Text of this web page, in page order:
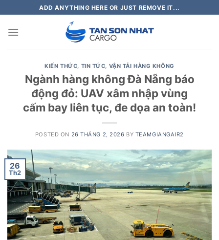
to
content
ADD ANYTHING HERE OR JUST REMOVE IT...
KIẾN THỨC, TIN TỨC, VẬN TẢI HÀNG KHÔNG
Ngành hàng không Đà Nẵng báo
động đỏ: UAV xâm nhập vùng
cấm bay liên tục, đe dọa an toàn!
POSTED ON 26 THÁNG 2, 2026 BY TEAMGIANGAIR2
26
Th2